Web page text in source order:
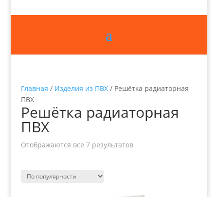
Главная / Изделия из ПВХ/ Решётка радиаторная
ПВХ
Решётка радиаторная
ПВХ
Отображаются все 7 результатов